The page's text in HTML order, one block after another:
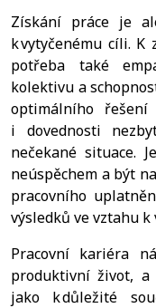
Získání práce je
k vytyčenému cíli.
potřeba také
kolektivu a
optimálního řešení
i dovednosti
nečekané situace.
neúspěchem a být
pracovního
výsledků ve vztahu
Pracovní kariéra
produktivní život,
jako k důležité